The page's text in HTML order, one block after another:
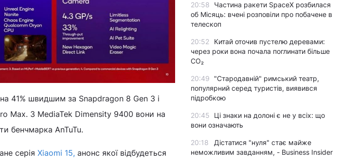
на 41% швидшим за Snapdragon 8 Gen 3 і
Max. З MediaTek Dimensity 9400 вони на
бенчмарка AnTuTu.
серія Xiaomi 15, анонс якої відбудеться
20:58
Частина ракети SpaceX розбилася
об Місяць: вчені розповіли про побачене в
телескоп
20:52
Китай оточив пустелю деревами:
через роки вона почала поглинати більше
CO₂
20:49
"Стародавній" римський театр,
популярний серед туристів, виявився
підробкою
20:45
Ці знаки на долоні є не у всіх: що
вони означають
20:18
Дістатися "нуля" стає майже
неможливим завданням, - Business Insider